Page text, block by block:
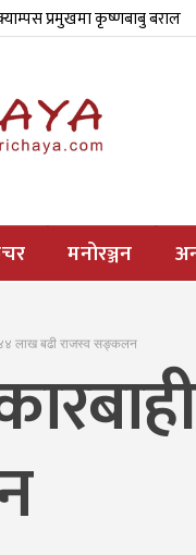
प्रमुखमा कृष्णबाबु बराल
मनोरञ्जन
४४ लाख बढी राजस्व सङ्कलन